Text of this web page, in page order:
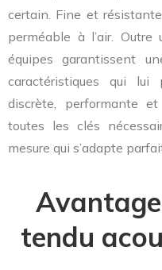
certain. Fine et
perméable à l’air.
équipes garantissent
caractéristiques qui lui
discrète, performante
toutes les clés
mesure qui s’adapte
tendu